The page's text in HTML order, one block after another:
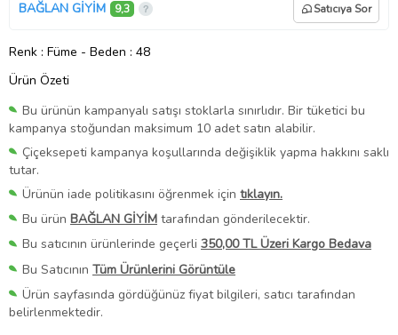
BAĞLAN GİYİM 9,3 Satıcıya Sor
Renk : Füme - Beden : 48
Ürün Özeti
Bu ürünün kampanyalı satışı stoklarla sınırlıdır. Bir tüketici bu
kampanya stoğundan maksimum 10 adet satın alabilir.
Çiçeksepeti kampanya koşullarında değişiklik yapma hakkını saklı
tutar.
Ürünün iade politikasını öğrenmek için tıklayın.
Bu ürün BAĞLAN GİYİM tarafından gönderilecektir.
Bu satıcının ürünlerinde geçerli 350,00 TL Üzeri Kargo Bedava
Bu Satıcının Tüm Ürünlerini Görüntüle
Ürün sayfasında gördüğünüz fiyat bilgileri, satıcı tarafından
belirlenmektedir.